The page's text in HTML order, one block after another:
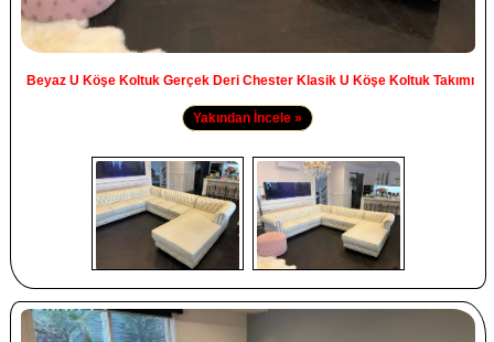
Beyaz U Köşe Koltuk Gerçek Deri Chester Klasik U Köşe Koltuk Takımı
Yakından İncele »